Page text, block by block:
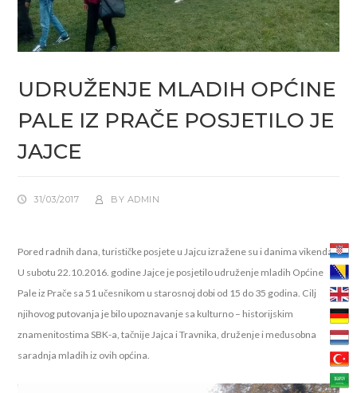
UDRUŽENJE MLADIH OPĆINE
PALE IZ PRAČE POSJETILO JE
JAJCE
31/03/2017 BY ADMIN
Pored radnih dana, turističke posjete u Jajcu izražene su i danima vikenda.
U subotu 22.10.2016. godine Jajce je posjetilo udruženje mladih Općine
Pale iz Prače sa 51 učesnikom u starosnoj dobi od 15 do 35 godina. Cilj
njihovog putovanja je bilo upoznavanje sa kulturno – historijskim
znamenitostima SBK-a, tačnije Jajca i Travnika, druženje i međusobna
saradnja mladih iz ovih općina.